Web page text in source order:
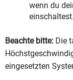
wenn du
einschaltest.
Beachte bitte: Die
eingesetzten